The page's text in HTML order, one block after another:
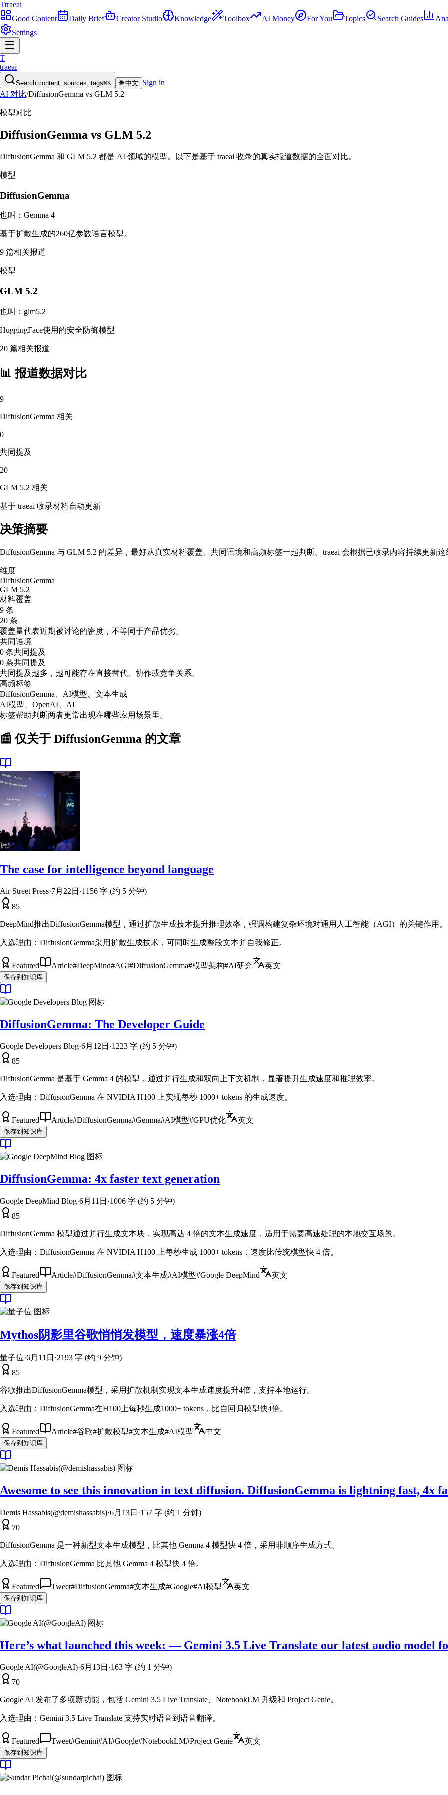
Ttraeai
Good Content
Daily Brief Creator Studio Knowledge Toolbox AI Money For You Topics Search Guides
Settings
T
traeai
Search content, sources, tags⌘K 🌐中文
Sign in
AI 对比/DiffusionGemma vs GLM 5.2
模型对比
DiffusionGemma vs GLM 5.2
DiffusionGemma 和 GLM 5.2 都是 AI 领域的模型。以下是基于 traeai 收录的真实报道数据的全面对比。
模型
DiffusionGemma
也叫： Gemma 4
基于扩散生成的260亿参数语言模型。
9 篇相关报道
模型
GLM 5.2
也叫： glm5.2
HuggingFace使用的安全防御模型
20 篇相关报道
📊 报道数据对比
9
DiffusionGemma 相关
0
共同提及
20
GLM 5.2 相关
基于 traeai 收录材料自动更新
决策摘要
DiffusionGemma 与 GLM 5.2 的差异，最好从真实材料覆盖、共同语境和高频标签一起判断。traeai 会根据已收录内容持续更新这
维度
DiffusionGemma
GLM 5.2
材料覆盖
9 条
20 条
覆盖量代表近期被讨论的密度，不等同于产品优劣。
共同语境
0 条共同提及
0 条共同提及
共同提及越多，越可能存在直接替代、协作或竞争关系。
高频标签
DiffusionGemma、AI模型、文本生成
AI模型、OpenAI、AI
标签帮助判断两者更常出现在哪些应用场景里。
📰 仅关于 DiffusionGemma 的文章
The case for intelligence beyond language
Air Street Press·7月22日 ·1156 字 (约 5 分钟)
85
DeepMind推出DiffusionGemma模型，通过扩散生成技术提升推理效率，强调构建复杂环境对通用人工智能（AGI）的关键作用。
入选理由： DiffusionGemma采用扩散生成技术，可同时生成整段文本并自我修正。
Featured Article#DeepMind#AGI#DiffusionGemma#模型架构#AI研究 英文
保存到知识库
DiffusionGemma: The Developer Guide
Google Developers Blog·6月12日 ·1223 字 (约 5 分钟)
85
DiffusionGemma 是基于 Gemma 4 的模型，通过并行生成和双向上下文机制，显著提升生成速度和推理效率。
入选理由： DiffusionGemma 在 NVIDIA H100 上实现每秒 1000+ tokens 的生成速度。
Featured Article#DiffusionGemma#Gemma#AI模型#GPU优化 英文
保存到知识库
DiffusionGemma: 4x faster text generation
Google DeepMind Blog·6月11日 ·1006 字 (约 5 分钟)
85
DiffusionGemma 模型通过并行生成文本块，实现高达 4 倍的文本生成速度，适用于需要高速处理的本地交互场景。
入选理由： DiffusionGemma 在 NVIDIA H100 上每秒生成 1000+ tokens，速度比传统模型快 4 倍。
Featured Article#DiffusionGemma#文本生成#AI模型#Google DeepMind 英文
保存到知识库
Mythos阴影里谷歌悄悄发模型，速度暴涨4倍
量子位·6月11日 ·2193 字 (约 9 分钟)
85
谷歌推出DiffusionGemma模型，采用扩散机制实现文本生成速度提升4倍，支持本地运行。
入选理由： DiffusionGemma在H100上每秒生成1000+ tokens，比自回归模型快4倍。
Featured Article#谷歌#扩散模型#文本生成#AI模型 中文
保存到知识库
Awesome to see this innovation in text diffusion. DiffusionGemma is lightning fast, 4x
Demis Hassabis(@demishassabis)·6月13日 ·157 字 (约 1 分钟)
70
DiffusionGemma 是一种新型文本生成模型，比其他 Gemma 4 模型快 4 倍，采用非顺序生成方式。
入选理由： DiffusionGemma 比其他 Gemma 4 模型快 4 倍。
Featured Tweet#DiffusionGemma#文本生成#Google#AI模型 英文
保存到知识库
Here’s what launched this week: — Gemini 3.5 Live Translate our latest audio model
Google AI(@GoogleAI)·6月13日 ·163 字 (约 1 分钟)
70
Google AI 发布了多项新功能，包括 Gemini 3.5 Live Translate、NotebookLM 升级和 Project Genie。
入选理由： Gemini 3.5 Live Translate 支持实时语音到语音翻译。
Featured Tweet#Gemini#AI#Google#NotebookLM#Project Genie 英文
保存到知识库